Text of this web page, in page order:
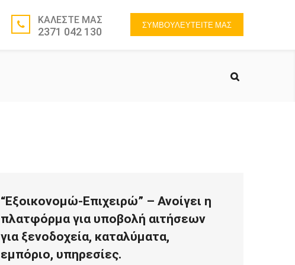
ΣΥΜΒΟΥΛΕΥΤΕΙΤΕ ΜΑΣ
ΚΑΛΕΣΤΕ ΜΑΣ
2371 042 130
“Εξοικονομώ-Επιχειρώ” – Ανοίγει η
πλατφόρμα για υποβολή αιτήσεων
για ξενοδοχεία, καταλύματα,
εμπόριο, υπηρεσίες.